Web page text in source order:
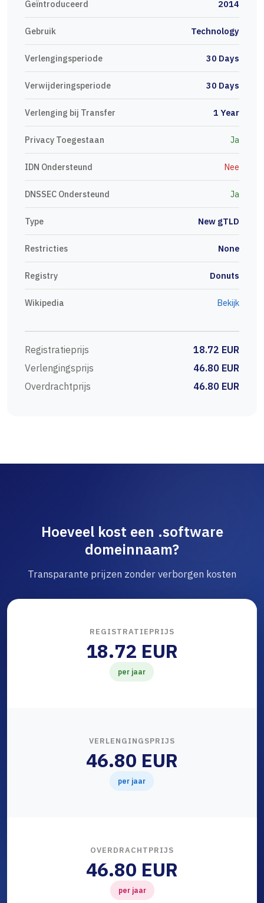
Geïntroduceerd 2014
Gebruik Technology
Verlengingsperiode 30 Days
Verwijderingsperiode 30 Days
Verlenging bij Transfer 1 Year
Privacy Toegestaan Ja
IDN Ondersteund Nee
DNSSEC Ondersteund Ja
Type New gTLD
Restricties None
Registry Donuts
Wikipedia Bekijk
Registratieprijs
18.72 EUR
Verlengingsprijs
46.80 EUR
Overdrachtprijs
46.80 EUR
Hoeveel kost een .software
domeinnaam?
Transparante prijzen zonder verborgen kosten
REGISTRATIEPRIJS
18.72 EUR
per jaar
VERLENGINGSPRIJS
46.80 EUR
per jaar
OVERDRACHTPRIJS
46.80 EUR
per jaar